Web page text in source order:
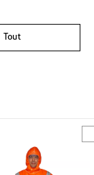
Tout